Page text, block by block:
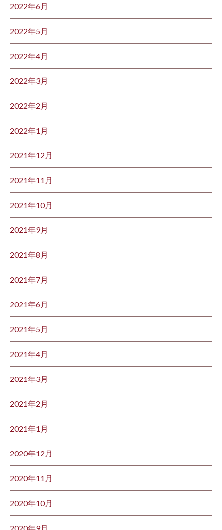
2022年6月
2022年5月
2022年4月
2022年3月
2022年2月
2022年1月
2021年12月
2021年11月
2021年10月
2021年9月
2021年8月
2021年7月
2021年6月
2021年5月
2021年4月
2021年3月
2021年2月
2021年1月
2020年12月
2020年11月
2020年10月
2020年9月